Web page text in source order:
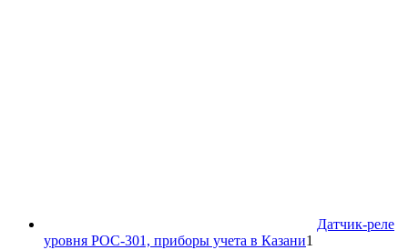
Датчик-реле
уровня РОС-301, приборы учета в Казани1